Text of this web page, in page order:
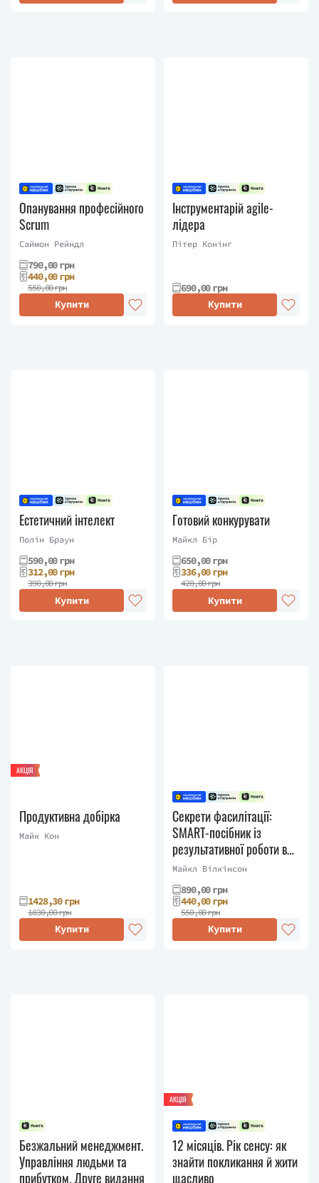
Опанування професійного
Scrum
Саймон Рейндл
790,00 грн
440,00 грн
550,00 грн
Купити
Інструментарій agile-
лідера
Пітер Конінг
690,00 грн
Купити
Естетичний інтелект
Полін Браун
590,00 грн
312,00 грн
390,00 грн
Купити
Готовий конкурувати
Майкл Бір
650,00 грн
336,00 грн
420,00 грн
Купити
АКЦІЯ
Продуктивна добірка
Майк Кон
1428,30 грн
1830,00 грн
Купити
Секрети фасилітації:
SMART-посібник із
результативної роботи в
групі
Майкл Вілкінсон
890,00 грн
440,00 грн
550,00 грн
Купити
Безжальний менеджмент.
Управління людьми та
прибутком. Друге видання
АКЦІЯ
12 місяців. Рік сенсу: як
знайти покликання й жити
щасливо